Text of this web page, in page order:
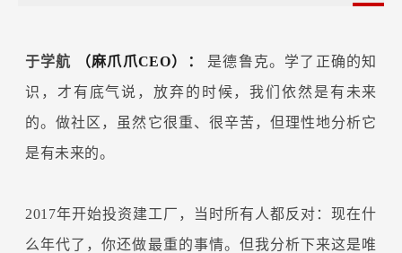
于学航 （麻爪爪CEO）： 是德鲁克。学了正确的知
识，才有底气说，放弃的时候，我们依然是有未来
的。做社区，虽然它很重、很辛苦，但理性地分析它
是有未来的。
2017年开始投资建工厂，当时所有人都反对：现在什
么年代了，你还做最重的事情。但我分析下来这是唯